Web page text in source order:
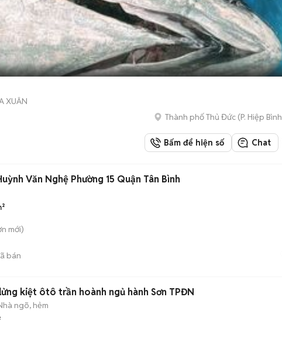
XUÂN
Thành phố Thủ Đức (P. Hiệp Bình
Bấm để hiện số Chat
Văn Nghệ Phường 15 Quận Tân Bình
mới)
bán
kiệt ôtô trần hoành ngủ hành Sơn TPĐN
ngõ, hẻm